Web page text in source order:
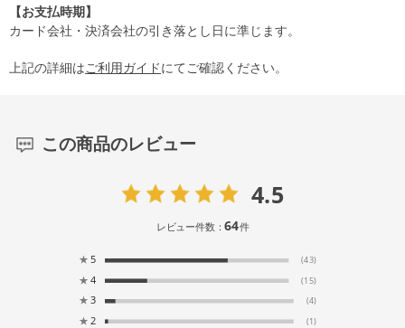
【お支払時期】
カード会社・決済会社の引き落とし日に準じます。
上記の詳細はご利用ガイドにてご確認ください。
この商品のレビュー
4.5
レビュー件数：64件
★ 5 (43)
★ 4 (15)
★ 3 (4)
★ 2 (1)